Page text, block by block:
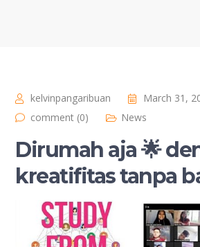
kelvinpangaribuan
March 31,
comment (0)
News
Dirumah aja 🌟
kreatifitas tanpa